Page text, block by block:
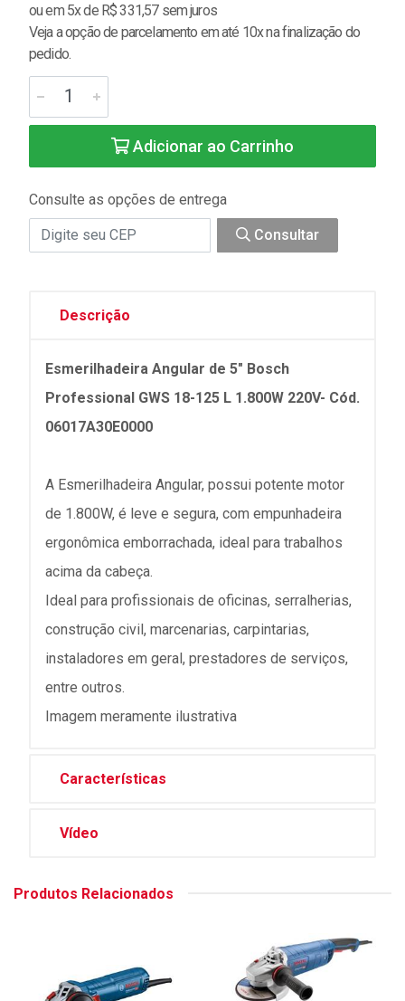
ou em 5x de R$ 331,57 sem juros
Veja a opção de parcelamento em até 10x na finalização do
pedido.
Adicionar ao Carrinho
Consulte as opções de entrega
Consultar
Descrição
Esmerilhadeira Angular de 5" Bosch
Professional GWS 18-125 L 1.800W 220V- Cód.
06017A30E0000
A Esmerilhadeira Angular, possui potente motor
de 1.800W, é leve e segura, com empunhadeira
ergonômica emborrachada, ideal para trabalhos
acima da cabeça.
Ideal para profissionais de oficinas, serralherias,
construção civil, marcenarias, carpintarias,
instaladores em geral, prestadores de serviços,
entre outros.
Imagem meramente ilustrativa
Características
Vídeo
Produtos Relacionados